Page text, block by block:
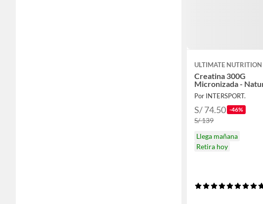
ULTIMATE NUTRITION
Creatina 300G
Micronizada -
Por INTERSPORT.
S/ 74.50 -46%
S/ 139
Llega mañana
Retira hoy